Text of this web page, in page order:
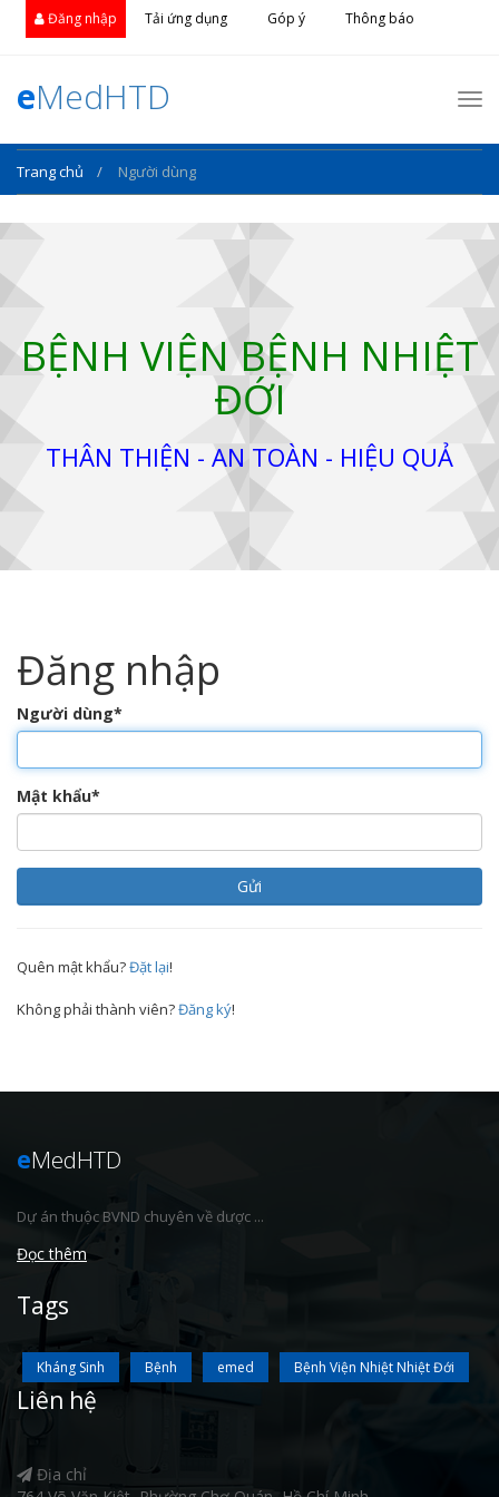
Đăng nhập Tải ứng dụng Góp ý Thông báo
eMedHTD
Trang chủ Người dùng
BỆNH VIỆN BỆNH NHIỆT
ĐỚI
THÂN THIỆN - AN TOÀN - HIỆU QUẢ
Đăng nhập
Người dùng*
Mật khẩu*
Quên mật khẩu?Đặt lại!
Không phải thành viên?Đăng ký!
eMedHTD
Dự án thuộc BVND chuyên về dược ...
Đọc thêm
Tags
Kháng Sinh Bệnh emed Bệnh Viện Nhiệt Nhiệt Đới
Liên hệ
Địa chỉ